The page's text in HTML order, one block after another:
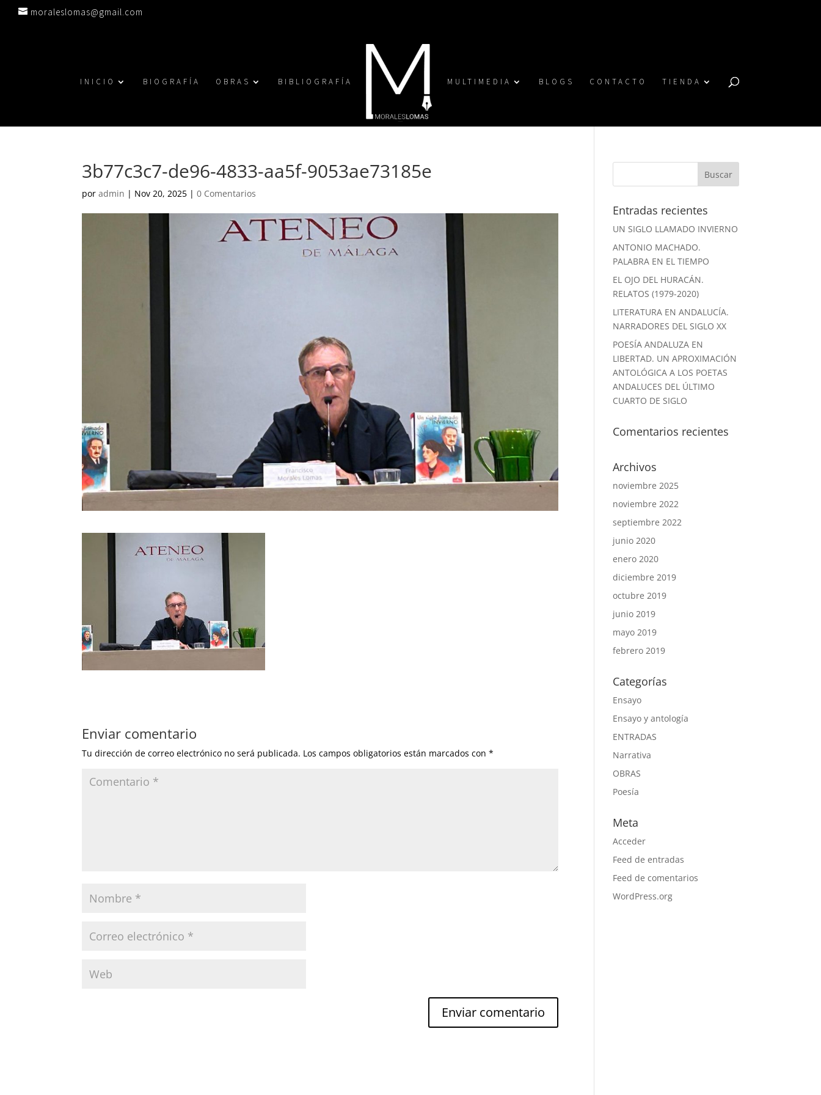
moraleslomas@gmail.com
INICIO BIOGRAFÍA OBRAS BIBLIOGRAFÍA MULTIMEDIA BLOGS CONTACTO TIENDA
3b77c3c7-de96-4833-aa5f-9053ae73185e
poradmin | Nov 20, 2025 |0 Comentarios
Enviar comentario
Tu dirección de correo electrónico no será publicada. Los campos obligatorios están marcados con*
Entradas recientes
UN SIGLO LLAMADO INVIERNO
ANTONIO MACHADO.
PALABRA EN EL TIEMPO
EL OJO DEL HURACÁN.
RELATOS (1979-2020)
LITERATURA EN ANDALUCÍA.
NARRADORES DEL SIGLO XX
POESÍA ANDALUZA EN
LIBERTAD. UN APROXIMACIÓN
ANTOLÓGICA A LOS POETAS
ANDALUCES DEL ÚLTIMO
CUARTO DE SIGLO
Comentarios recientes
Archivos
noviembre 2025
noviembre 2022
septiembre 2022
junio 2020
enero 2020
diciembre 2019
octubre 2019
junio 2019
mayo 2019
febrero 2019
Categorías
Ensayo
Ensayo y antología
ENTRADAS
Narrativa
OBRAS
Poesía
Meta
Acceder
Feed de entradas
Feed de comentarios
WordPress.org